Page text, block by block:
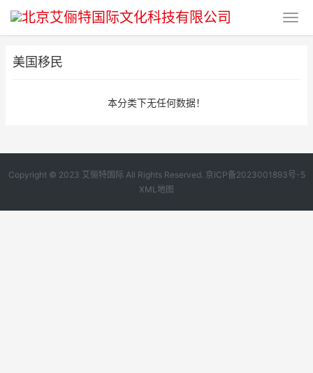
美国移民
本分类下无任何数据！
Copyright © 2023 艾俪特国际 All Rights Reserved. 京ICP备2023001893号-5
XML地图